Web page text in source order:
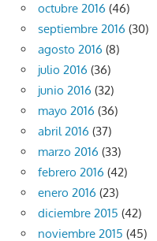
octubre 2016 (46)
septiembre 2016 (30)
agosto 2016 (8)
julio 2016 (36)
junio 2016 (32)
mayo 2016 (36)
abril 2016 (37)
marzo 2016 (33)
febrero 2016 (42)
enero 2016 (23)
diciembre 2015 (42)
noviembre 2015 (45)